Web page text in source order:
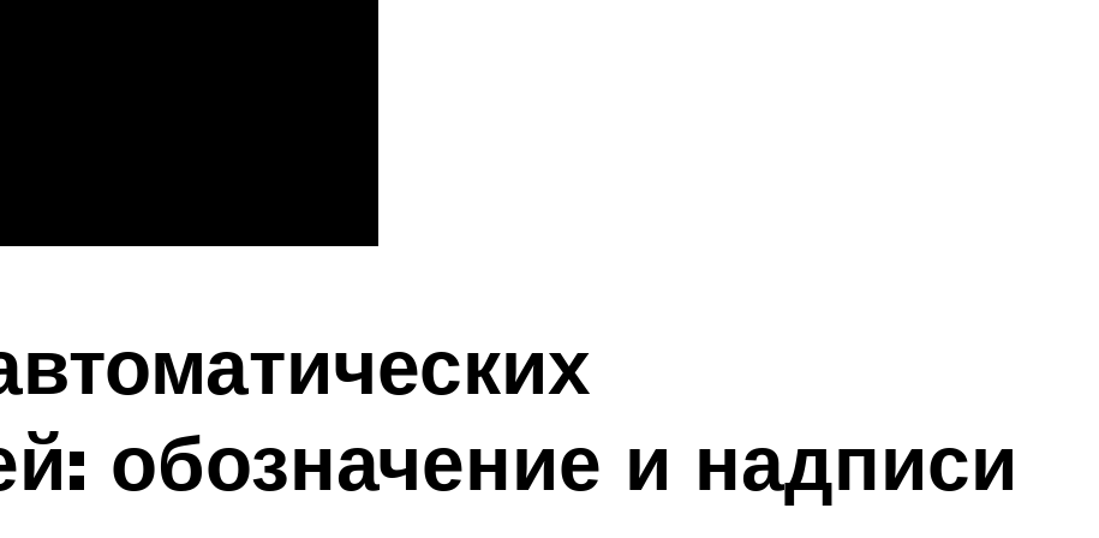
обозначение и надписи